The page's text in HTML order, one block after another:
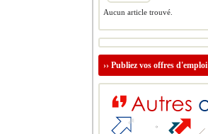
Aucun article trouvé.
›› Publiez vos offres d'emploi